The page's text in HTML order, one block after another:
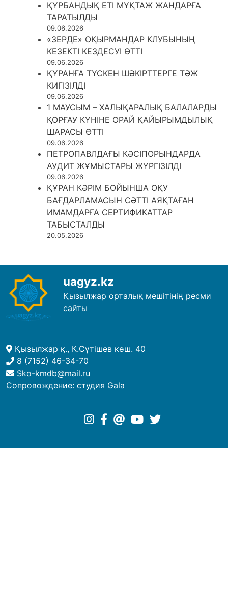
ҚҰРБАНДЫҚ ЕТІ МҰҚТАЖ ЖАНДАРҒА
ТАРАТЫЛДЫ
09.06.2026
«ЗЕРДЕ» ОҚЫРМАНДАР КЛУБЫНЫҢ
КЕЗЕКТІ КЕЗДЕСУІ ӨТТІ
09.06.2026
ҚҰРАНҒА ТҮСКЕН ШӘКІРТТЕРГЕ ТӘЖ
КИГІЗІЛДІ
09.06.2026
1 МАУСЫМ – ХАЛЫҚАРАЛЫҚ БАЛАЛАРДЫ
ҚОРҒАУ КҮНІНЕ ОРАЙ ҚАЙЫРЫМДЫЛЫҚ
ШАРАСЫ ӨТТІ
09.06.2026
ПЕТРОПАВЛДАҒЫ КӘСІПОРЫНДАРДА
АУДИТ ЖҰМЫСТАРЫ ЖҮРГІЗІЛДІ
09.06.2026
ҚҰРАН КӘРІМ БОЙЫНША ОҚУ
БАҒДАРЛАМАСЫН СӘТТІ АЯҚТАҒАН
ИМАМДАРҒА СЕРТИФИКАТТАР
ТАБЫСТАЛДЫ
20.05.2026
uagyz.kz
Қызылжар орталық мешітінің ресми
сайты
Қызылжар қ., К.Сүтішев көш. 40
8 (7152) 46-34-70
Sko-kmdb@mail.ru
Сопровождение: студия Gala